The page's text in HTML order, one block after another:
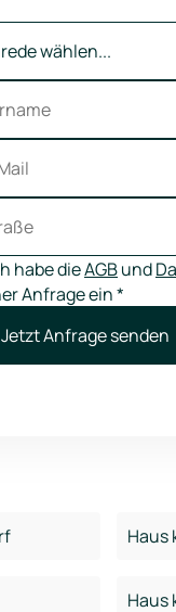
wählen...
habe dieAGBund
Anfrage ein*
Jetzt Anfrage senden
Haus
Haus